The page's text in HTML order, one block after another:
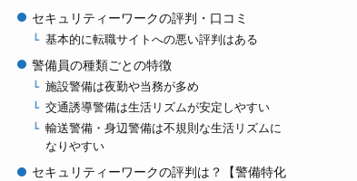
セキュリティーワークの評判・口コミ
基本的に転職サイトへの悪い評判はある
警備員の種類ごとの特徴
施設警備は夜勤や当務が多め
交通誘導警備は生活リズムが安定しやすい
輸送警備・身辺警備は不規則な生活リズムに
なりやすい
セキュリティーワークの評判は？【警備特化